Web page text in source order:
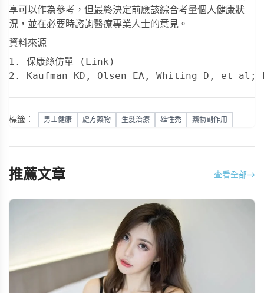
享可以作為參考，但最終決定前應該綜合考量個人健康狀
況，並在必要時諮詢醫療專業人士的意見。
資料來源
1. 保康絲仿單 (Link)
2. Kaufman KD, Olsen EA, Whiting D, et
標籤： 男士健康 處方藥物 生髮治療 雄性禿 藥物副作用
推薦文章 查看全部→